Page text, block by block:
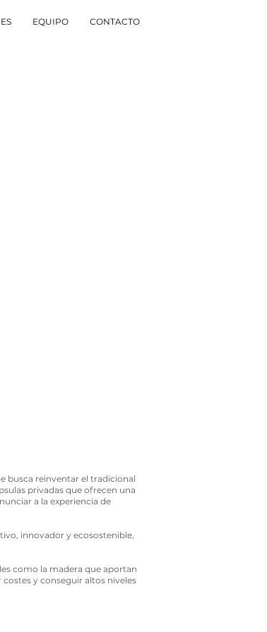
EQUIPO CONTACTO
busca reinventar el tradicional
privadas que ofrecen una
a la experiencia de
innovador y ecosostenible,
como la madera que aportan
y conseguir altos niveles